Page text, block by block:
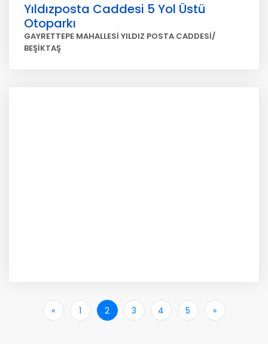
Yıldızposta Caddesi 5 Yol Üstü
Otoparkı
GAYRETTEPE MAHALLESİ YILDIZ POSTA CADDESİ/
BEŞİKTAŞ
« 1 2 3 4 5 » Son